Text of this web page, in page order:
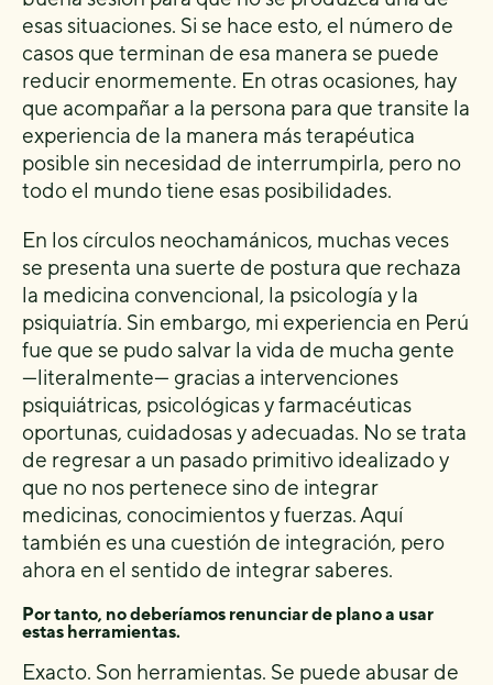
esas situaciones. Si se hace esto, el número de
casos que terminan de esa manera se puede
reducir enormemente. En otras ocasiones, hay
que acompañar a la persona para que transite la
experiencia de la manera más terapéutica
posible sin necesidad de interrumpirla, pero no
todo el mundo tiene esas posibilidades.
En los círculos neochamánicos, muchas veces
se presenta una suerte de postura que rechaza
la medicina convencional, la psicología y la
psiquiatría. Sin embargo, mi experiencia en Perú
fue que se pudo salvar la vida de mucha gente
—literalmente— gracias a intervenciones
psiquiátricas, psicológicas y farmacéuticas
oportunas, cuidadosas y adecuadas. No se trata
de regresar a un pasado primitivo idealizado y
que no nos pertenece sino de integrar
medicinas, conocimientos y fuerzas. Aquí
también es una cuestión de integración, pero
ahora en el sentido de integrar saberes.
Por tanto, no deberíamos renunciar de plano a usar
estas herramientas.
Exacto. Son herramientas. Se puede abusar de